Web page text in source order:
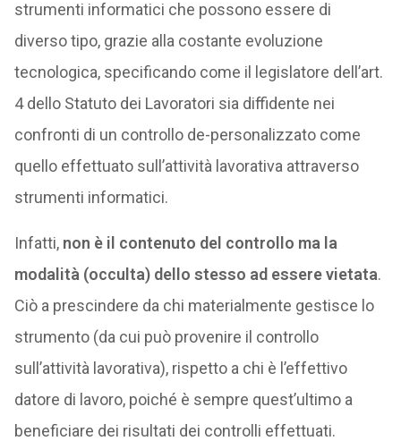
strumenti informatici che possono essere di
diverso tipo, grazie alla costante evoluzione
tecnologica, specificando come il legislatore dell’art.
4 dello Statuto dei Lavoratori sia diffidente nei
confronti di un controllo de-personalizzato come
quello effettuato sull’attività lavorativa attraverso
strumenti informatici.
Infatti, non è il contenuto del controllo ma la
modalità (occulta) dello stesso ad essere vietata.
Ciò a prescindere da chi materialmente gestisce lo
strumento (da cui può provenire il controllo
sull’attività lavorativa), rispetto a chi è l’effettivo
datore di lavoro, poiché è sempre quest’ultimo a
beneficiare dei risultati dei controlli effettuati.